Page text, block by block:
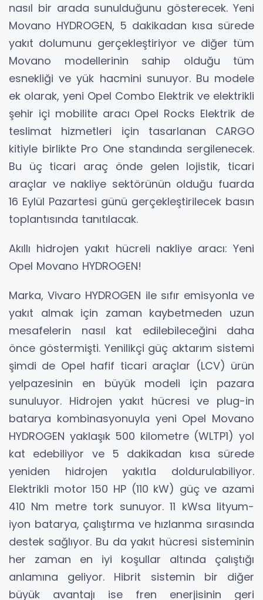
nasıl bir arada sunulduğunu gösterecek. Yeni
Movano HYDROGEN, 5 dakikadan kısa sürede
yakıt dolumunu gerçekleştiriyor ve diğer tüm
Movano modellerinin sahip olduğu tüm
esnekliği ve yük hacmini sunuyor. Bu modele
ek olarak, yeni Opel Combo Elektrik ve elektrikli
şehir içi mobilite aracı Opel Rocks Elektrik de
teslimat hizmetleri için tasarlanan CARGO
kitiyle birlikte Pro One standında sergilenecek.
Bu üç ticari araç önde gelen lojistik, ticari
araçlar ve nakliye sektörünün olduğu fuarda
16 Eylül Pazartesi günü gerçekleştirilecek basın
toplantısında tanıtılacak.
Akıllı hidrojen yakıt hücreli nakliye aracı: Yeni
Opel Movano HYDROGEN!
Marka, Vivaro HYDROGEN ile sıfır emisyonla ve
yakıt almak için zaman kaybetmeden uzun
mesafelerin nasıl kat edilebileceğini daha
önce göstermişti. Yenilikçi güç aktarım sistemi
şimdi de Opel hafif ticari araçlar (LCV) ürün
yelpazesinin en büyük modeli için pazara
sunuluyor. Hidrojen yakıt hücresi ve plug-in
batarya kombinasyonuyla yeni Opel Movano
HYDROGEN yaklaşık 500 kilometre (WLTP1) yol
kat edebiliyor ve 5 dakikadan kısa sürede
yeniden hidrojen yakıtla doldurulabiliyor.
Elektrikli motor 150 HP (110 kW) güç ve azami
410 Nm metre tork sunuyor. 11 kWsa lityum-
iyon batarya, çalıştırma ve hızlanma sırasında
destek sağlıyor. Bu da yakıt hücresi sisteminin
her zaman en iyi koşullar altında çalıştığı
anlamına geliyor. Hibrit sistemin bir diğer
büyük avantajı ise fren enerjisinin geri